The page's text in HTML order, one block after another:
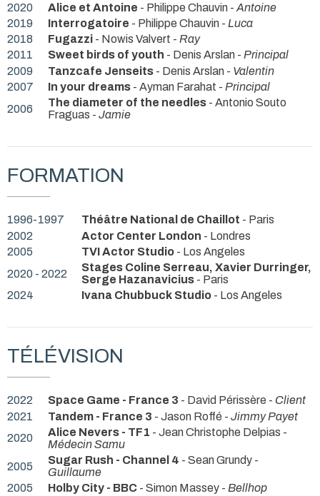
2020
Alice et Antoine - Philippe Chauvin - Antoine
2019
Interrogatoire - Philippe Chauvin - Luca
2018
Fugazzi - Nowis Valvert - Ray
2011
Sweet birds of youth - Denis Arslan - Principal
2009
Tanzcafe Jenseits - Denis Arslan - Valentin
2007
In your dreams - Ayman Farahat - Principal
2006
The diameter of the needles - Antonio Souto
Fraguas - Jamie
FORMATION
1996-1997 Théâtre National de Chaillot - Paris
2002
Actor Center London - Londres
2005
TVI Actor Studio - Los Angeles
2020 - 2022
Stages Coline Serreau, Xavier Durringer,
Serge Hazanavicius - Paris
2024
Ivana Chubbuck Studio - Los Angeles
TÉLÉVISION
2022 Space Game - France 3 - David Périssère - Client
2021
Tandem - France 3 - Jason Roffé - Jimmy Payet
2020
Alice Nevers - TF1 - Jean Christophe Delpias -
Médecin Samu
2005
Sugar Rush - Channel 4 - Sean Grundy -
Guillaume
2005
Holby City - BBC - Simon Massey - Bellhop